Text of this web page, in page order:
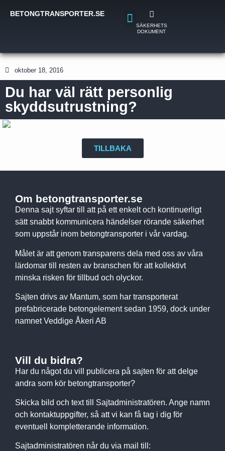
BETONGTRANSPORTER.SE
SÄKERHETS
DOKUMENT
oktober 18, 2016
Du har väl rätt personlig
skyddsutrustning?
TILLBAKA
Vill du bidra?
Har du något du vill publicera på sajten för att delge
andra som kör betongtransporter?
Skicka bild och text till Sajtadministratören. Ange namn
och kontaktuppgifter, så att vi kan få tag i dig för
eventuell kompletterande information.
Sajtadministratören når du via mail till:
Om betongtransporter.se
Denna sajt syftar till att på ett enkelt och kontinuerligt
sätt snabbt kommunicera händelser rörande säkerhet
som uppstår inom betongtransporter i vår vardag.
Målet är att genom transparens dela med oss av våra
lärdomar till resten av branschen för att kollektivt
minska risken för tillbud och olyckor.
Sajten drivs av Mantum, som har transporterat
prefabricerade betongelement sedan 1959, dock under
namnet Veddige Åkeri AB